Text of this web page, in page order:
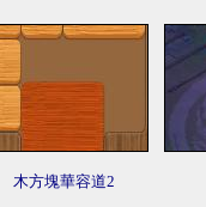
木方塊華容道2